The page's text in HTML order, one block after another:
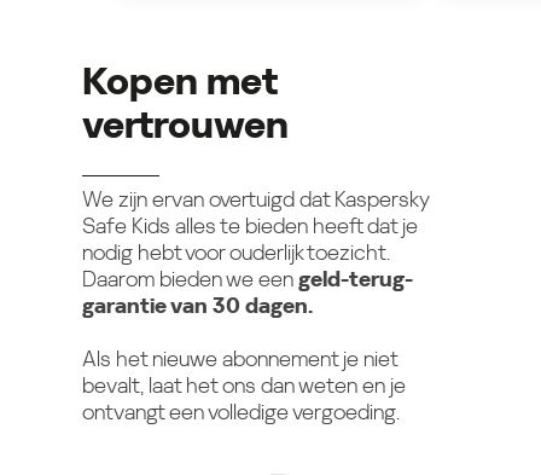
Kopen met
vertrouwen
We zijn ervan overtuigd dat Kaspersky
Safe Kids alles te bieden heeft dat je
nodig hebt voor ouderlijk toezicht.
Daarom bieden we eengeld-terug-
garantie van 30 dagen.
Als het nieuwe abonnement je niet
bevalt, laat het ons dan weten en je
ontvangt een volledige vergoeding.